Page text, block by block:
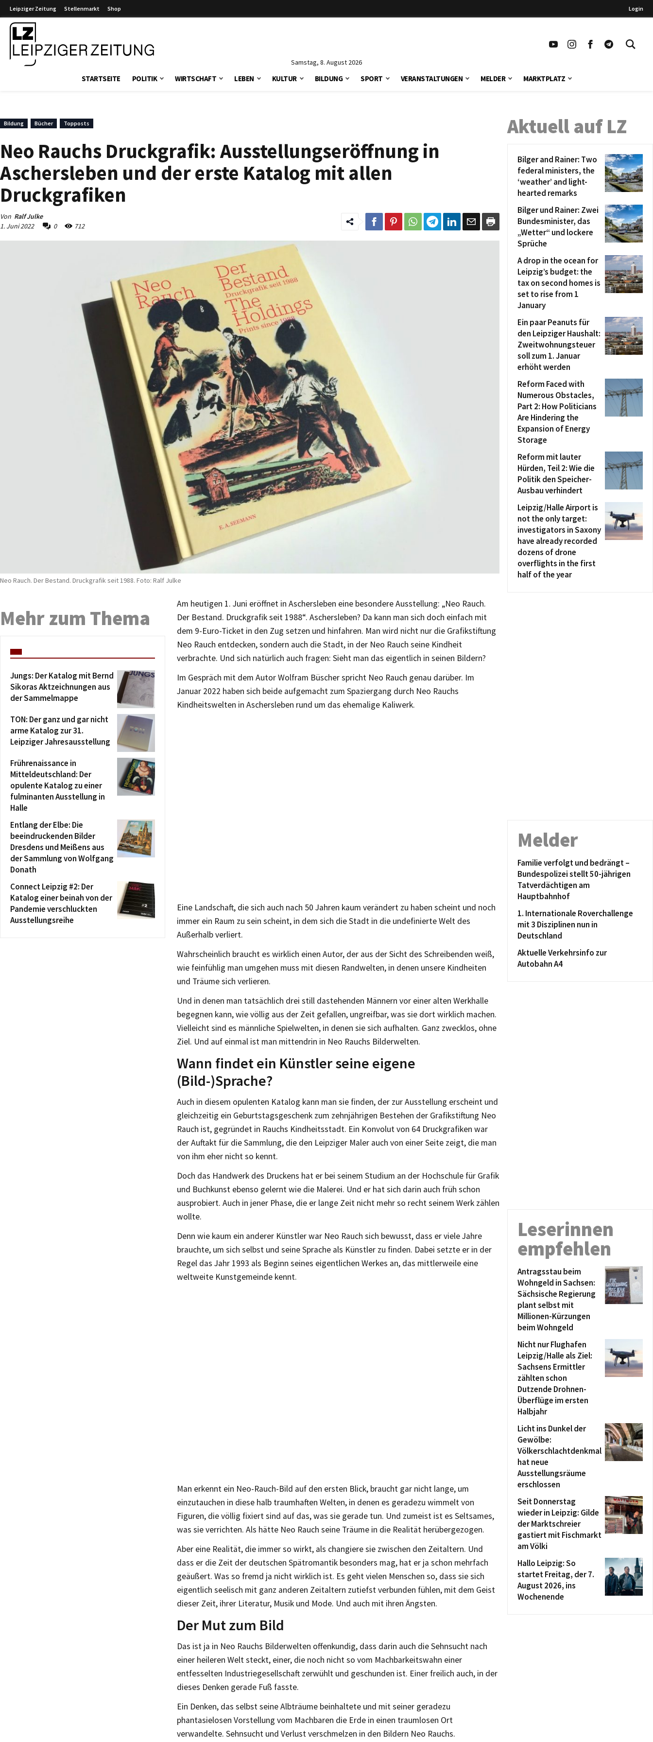
Leipziger Zeitung Stellenmarkt Shop Login
Samstag, 8. August 2026
STARTSEITE POLITIK WIRTSCHAFT LEBEN KULTUR BILDUNG SPORT VERANSTALTUNGEN MELDER MARKTPLATZ
Bildung Bücher Topposts
Neo Rauchs Druckgrafik: Ausstellungseröffnung in
Aschersleben und der erste Katalog mit allen
Druckgrafiken
Von Ralf Julke
1. Juni 2022
0 712
Neo Rauch. Der Bestand. Druckgrafik seit 1988. Foto: Ralf Julke
Am heutigen 1. Juni eröffnet in Aschersleben eine besondere Ausstellung: „Neo Rauch.
Der Bestand. Druckgrafik seit 1988“. Aschersleben? Da kann man sich doch einfach mit
dem 9-Euro-Ticket in den Zug setzen und hinfahren. Man wird nicht nur die Grafikstiftung
Neo Rauch entdecken, sondern auch die Stadt, in der Neo Rauch seine Kindheit
verbrachte. Und sich natürlich auch fragen: Sieht man das eigentlich in seinen Bildern?
Im Gespräch mit dem Autor Wolfram Büscher spricht Neo Rauch genau darüber. Im
Januar 2022 haben sich beide aufgemacht zum Spaziergang durch Neo Rauchs
Kindheitswelten in Aschersleben rund um das ehemalige Kaliwerk.
Eine Landschaft, die sich auch nach 50 Jahren kaum verändert zu haben scheint und noch
immer ein Raum zu sein scheint, in dem sich die Stadt in die undefinierte Welt des
Außerhalb verliert.
Wahrscheinlich braucht es wirklich einen Autor, der aus der Sicht des Schreibenden weiß,
wie feinfühlig man umgehen muss mit diesen Randwelten, in denen unsere Kindheiten
und Träume sich verlieren.
Und in denen man tatsächlich drei still dastehenden Männern vor einer alten Werkhalle
begegnen kann, wie völlig aus der Zeit gefallen, ungreifbar, was sie dort wirklich machen.
Vielleicht sind es männliche Spielwelten, in denen sie sich aufhalten. Ganz zwecklos, ohne
Ziel. Und auf einmal ist man mittendrin in Neo Rauchs Bilderwelten.
Wann findet ein Künstler seine eigene
(Bild-)Sprache?
Auch in diesem opulenten Katalog kann man sie finden, der zur Ausstellung erscheint und
gleichzeitig ein Geburtstagsgeschenk zum zehnjährigen Bestehen der Grafikstiftung Neo
Rauch ist, gegründet in Rauchs Kindheitsstadt. Ein Konvolut von 64 Druckgrafiken war
der Auftakt für die Sammlung, die den Leipziger Maler auch von einer Seite zeigt, die man
von ihm eher nicht so kennt.
Doch das Handwerk des Druckens hat er bei seinem Studium an der Hochschule für Grafik
und Buchkunst ebenso gelernt wie die Malerei. Und er hat sich darin auch früh schon
ausprobiert. Auch in jener Phase, die er lange Zeit nicht mehr so recht seinem Werk zählen
wollte.
Denn wie kaum ein anderer Künstler war Neo Rauch sich bewusst, dass er viele Jahre
brauchte, um sich selbst und seine Sprache als Künstler zu finden. Dabei setzte er in der
Regel das Jahr 1993 als Beginn seines eigentlichen Werkes an, das mittlerweile eine
weltweite Kunstgemeinde kennt.
Man erkennt ein Neo-Rauch-Bild auf den ersten Blick, braucht gar nicht lange, um
einzutauchen in diese halb traumhaften Welten, in denen es geradezu wimmelt von
Figuren, die völlig fixiert sind auf das, was sie gerade tun. Und zumeist ist es Seltsames,
was sie verrichten. Als hätte Neo Rauch seine Träume in die Realität herübergezogen.
Aber eine Realität, die immer so wirkt, als changiere sie zwischen den Zeitaltern. Und
dass er die Zeit der deutschen Spätromantik besonders mag, hat er ja schon mehrfach
geäußert. Was so fremd ja nicht wirklich ist. Es geht vielen Menschen so, dass sie sich
eigentlich seelisch mit ganz anderen Zeitaltern zutiefst verbunden fühlen, mit dem Geist
dieser Zeit, ihrer Literatur, Musik und Mode. Und auch mit ihren Ängsten.
Der Mut zum Bild
Das ist ja in Neo Rauchs Bilderwelten offenkundig, dass darin auch die Sehnsucht nach
einer heileren Welt steckt, einer, die noch nicht so vom Machbarkeitswahn einer
entfesselten Industriegesellschaft zerwühlt und geschunden ist. Einer freilich auch, in der
dieses Denken gerade Fuß fasste.
Ein Denken, das selbst seine Albträume beinhaltete und mit seiner geradezu
phantasielosen Vorstellung vom Machbaren die Erde in einen traumlosen Ort
verwandelte. Sehnsucht und Verlust verschmelzen in den Bildern Neo Rauchs.
Mehr zum Thema
Jungs: Der Katalog mit Bernd
Sikoras Aktzeichnungen aus
der Sammelmappe
TON: Der ganz und gar nicht
arme Katalog zur 31.
Leipziger Jahresausstellung
Frührenaissance in
Mitteldeutschland: Der
opulente Katalog zu einer
fulminanten Ausstellung in
Halle
Entlang der Elbe: Die
beeindruckenden Bilder
Dresdens und Meißens aus
der Sammlung von Wolfgang
Donath
Connect Leipzig #2: Der
Katalog einer beinah von der
Pandemie verschluckten
Ausstellungsreihe
Aktuell auf LZ
Bilger and Rainer: Two
federal ministers, the
‘weather’ and light-
hearted remarks
Bilger und Rainer: Zwei
Bundesminister, das
„Wetter“ und lockere
Sprüche
A drop in the ocean for
Leipzig’s budget: the
tax on second homes is
set to rise from 1
January
Ein paar Peanuts für
den Leipziger Haushalt:
Zweitwohnungsteuer
soll zum 1. Januar
erhöht werden
Reform Faced with
Numerous Obstacles,
Part 2: How Politicians
Are Hindering the
Expansion of Energy
Storage
Reform mit lauter
Hürden, Teil 2: Wie die
Politik den Speicher-
Ausbau verhindert
Leipzig/Halle Airport is
not the only target:
investigators in Saxony
have already recorded
dozens of drone
overflights in the first
half of the year
Melder
Familie verfolgt und bedrängt –
Bundespolizei stellt 50-jährigen
Tatverdächtigen am
Hauptbahnhof
1. Internationale Roverchallenge
mit 3 Disziplinen nun in
Deutschland
Aktuelle Verkehrsinfo zur
Autobahn A4
Leserinnen
empfehlen
Antragsstau beim
Wohngeld in Sachsen:
Sächsische Regierung
plant selbst mit
Millionen-Kürzungen
beim Wohngeld
Nicht nur Flughafen
Leipzig/Halle als Ziel:
Sachsens Ermittler
zählten schon
Dutzende Drohnen-
Überflüge im ersten
Halbjahr
Licht ins Dunkel der
Gewölbe:
Völkerschlachtdenkmal
hat neue
Ausstellungsräume
erschlossen
Seit Donnerstag
wieder in Leipzig: Gilde
der Marktschreier
gastiert mit Fischmarkt
am Völki
Hallo Leipzig: So
startet Freitag, der 7.
August 2026, ins
Wochenende